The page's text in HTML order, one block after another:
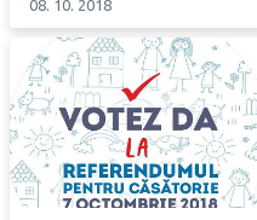
08. 10. 2018